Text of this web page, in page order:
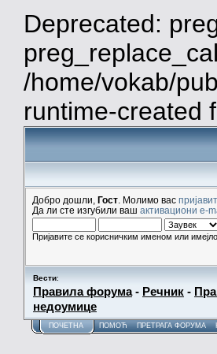
Deprecated:
/home/vokab/
runtime-created
Добро дошли, Гост . Молимо вас
Да ли сте изгубили ваш активациони e-
Пријавите се корисничким именом или
Вести:
Правила форума- Речник -
недоумице
ПОЧЕТНА ПОМОЋ ПРЕТРАГА ФОРУМА